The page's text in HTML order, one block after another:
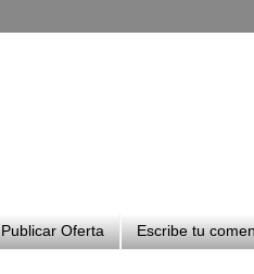
Publicar Oferta Escribe tu